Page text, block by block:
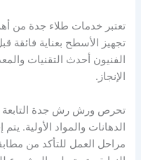
تعتبر خدمات طلاء جدة من
تجهيز الأسطح بعناية فائقة
الفنيون أحدث التقنيات
الإنجاز.
تحرص ورش رش جدة التابعة
الدهانات والمواد الأولية.
مراحل العمل للتأكد من